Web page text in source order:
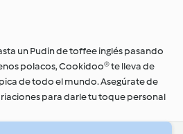
un Pudin de toffee inglés pasando
polacos, Cookidoo® te lleva de
de todo el mundo. Asegúrate de
para darle tu toque personal